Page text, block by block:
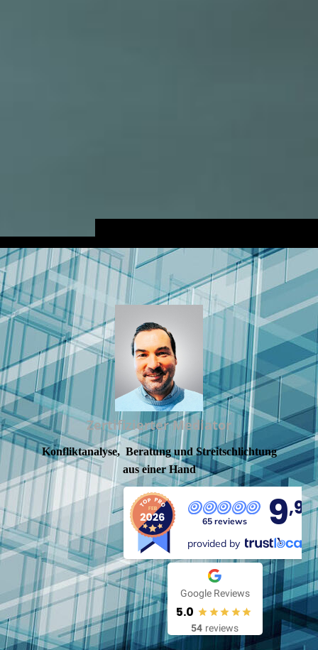
Zertifizierter Mediator
Konfliktanalyse, Beratung und Streitschlichtung
aus einer Hand